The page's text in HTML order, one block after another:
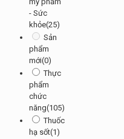
- Sức
khỏe(25)
Sản
phẩm
mới(0)
Thực
phẩm
chức
năng(105)
Thuốc
hạ sốt(1)